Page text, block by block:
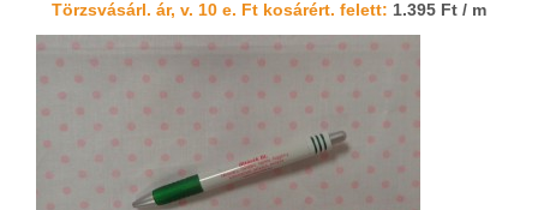
Törzsvásárl. ár, v. 10 e. Ft kosárért. felett: 1.395 Ft / m